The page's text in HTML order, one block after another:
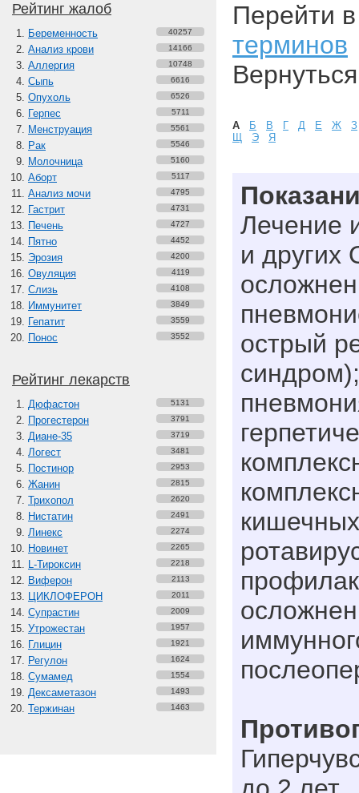
Рейтинг жалоб
Беременность 40257
Анализ крови 14166
Аллергия 10748
Сыпь 6616
Опухоль 6526
Герпес 5711
Менструация 5561
Рак 5546
Молочница 5160
Аборт 5117
Анализ мочи 4795
Гастрит 4731
Печень 4727
Пятно 4452
Эрозия 4200
Овуляция 4119
Слизь 4108
Иммунитет 3849
Гепатит 3559
Понос 3552
Рейтинг лекарств
Дюфастон 5131
Прогестерон 3791
Диане-35 3719
Логест 3481
Постинор 2953
Жанин 2815
Трихопол 2620
Нистатин 2491
Линекс 2274
Новинет 2265
L-Тироксин 2218
Виферон 2113
ЦИКЛОФЕРОН 2011
Супрастин 2009
Утрожестан 1957
Глицин 1921
Регулон 1624
Сумамед 1554
Дексаметазон 1493
Тержинан 1463
Перейти
терминов
А Б В Г Д Е Ж
З
Щ
Э Я
Лечение
и других
острый